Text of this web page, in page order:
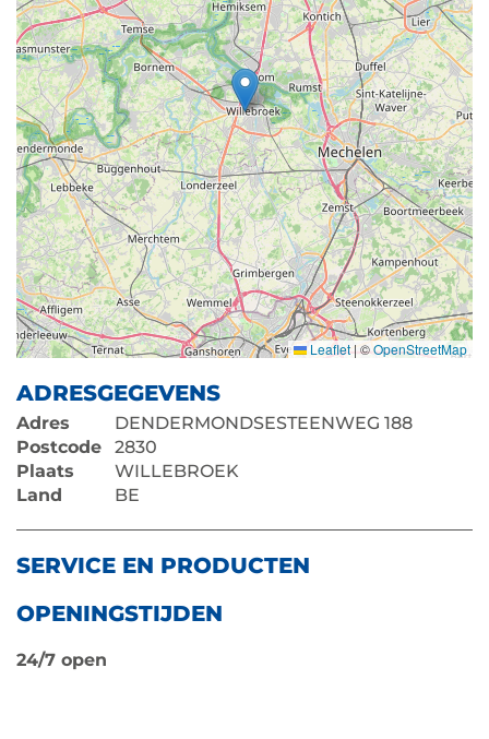
Leaflet |©OpenStreetMap
ADRESGEGEVENS
Adres
DENDERMONDSESTEENWEG 188
Postcode
2830
Plaats
WILLEBROEK
Land
BE
SERVICE EN PRODUCTEN
OPENINGSTIJDEN
24/7 open